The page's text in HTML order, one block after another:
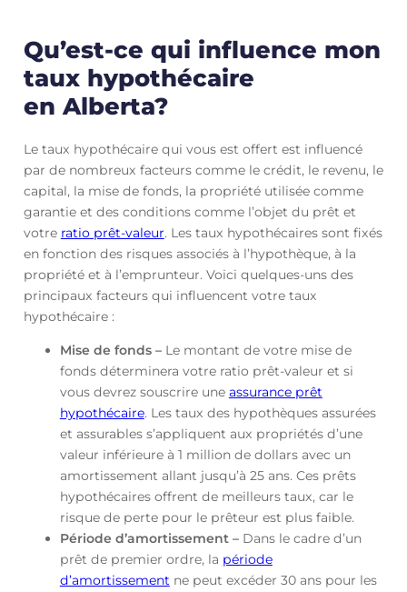
Qu’est-ce qui influence mon
taux hypothécaire
en Alberta?
Le taux hypothécaire qui vous est offert est influencé
par de nombreux facteurs comme le crédit, le revenu, le
capital, la mise de fonds, la propriété utilisée comme
garantie et des conditions comme l’objet du prêt et
votre ratio prêt-valeur. Les taux hypothécaires sont fixés
en fonction des risques associés à l’hypothèque, à la
propriété et à l’emprunteur. Voici quelques-uns des
principaux facteurs qui influencent votre taux
hypothécaire :
Mise de fonds – Le montant de votre mise de
fonds déterminera votre ratio prêt-valeur et si
vous devrez souscrire une assurance prêt
hypothécaire. Les taux des hypothèques assurées
et assurables s’appliquent aux propriétés d’une
valeur inférieure à 1 million de dollars avec un
amortissement allant jusqu’à 25 ans. Ces prêts
hypothécaires offrent de meilleurs taux, car le
risque de perte pour le prêteur est plus faible.
Période d’amortissement – Dans le cadre d’un
prêt de premier ordre, la période
d’amortissementne peut excéder 30 ans pour les